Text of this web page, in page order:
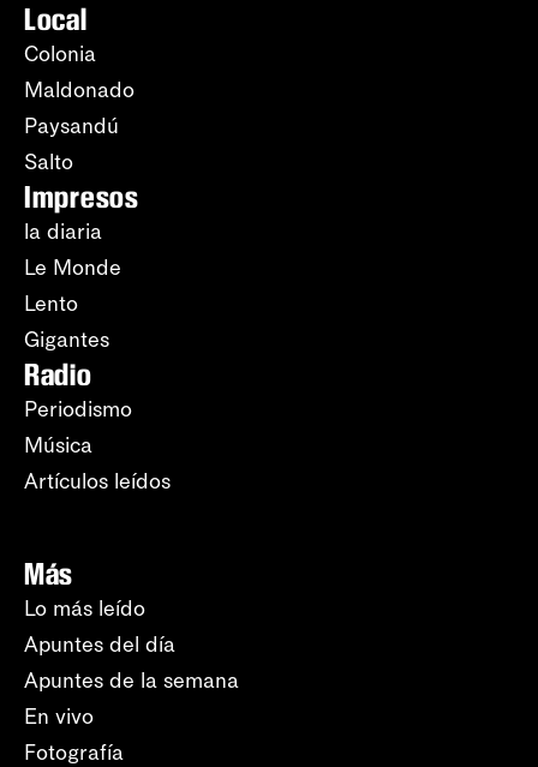
Local
Colonia
Maldonado
Paysandú
Salto
Impresos
la diaria
Le Monde
Lento
Gigantes
Radio
Periodismo
Música
Artículos leídos
Más
Lo más leído
Apuntes del día
Apuntes de la semana
En vivo
Fotografía